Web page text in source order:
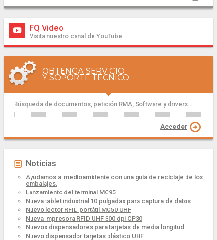
FQ Video
Visita nuestro canal de YouTube
OBTENGA SERVICIO
Y SOPORTE TÉCNICO
Búsqueda de documentos, petición RMA, Software y drivers...
Acceder
Noticias
Ayudamos al medioambiente con una guia de reciclaje de los
embalajes.
Lanzamiento del terminal MC95
Nueva tablet industrial 10 pulgadas para captura de datos
Nuevo lector RFID portátil MC50 UHF
Nueva impresora RFID UHF 300 dpi CP30
Nuevos dispensadores para tarjetas de media longitud
Nuevo dispensador tarjetas plástico UHF